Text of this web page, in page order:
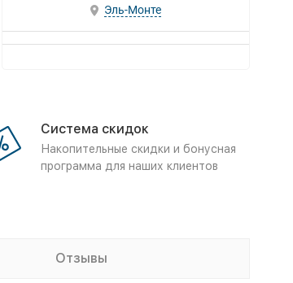
Эль-Монте
Система скидок
Накопительные скидки и бонусная
программа для наших клиентов
Отзывы